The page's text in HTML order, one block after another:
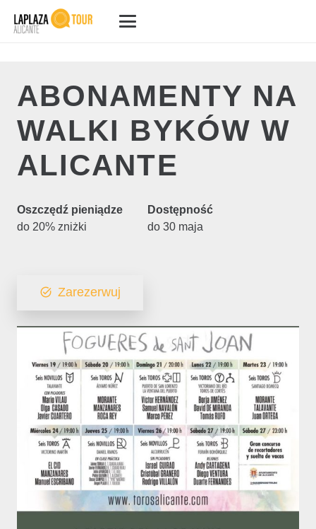
ABONAMENTY NA
WALKI BYKÓW W
ALICANTE
Oszczędź pieniądze
do 20% zniżki
Dostępność
do 30 maja
task_alt Zarezerwuj